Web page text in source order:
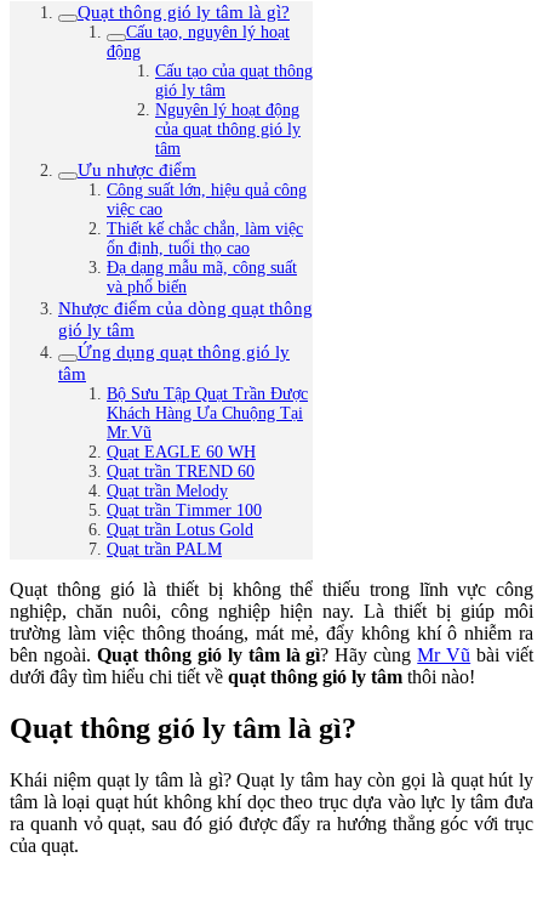
Quạt thông gió ly tâm là gì?
Cấu tạo, nguyên lý hoạt
động
Cấu tạo của quạt thông
gió ly tâm
Nguyên lý hoạt động
của quạt thông gió ly
tâm
Ưu nhược điểm
Công suất lớn, hiệu quả công
việc cao
Thiết kế chắc chắn, làm việc
ổn định, tuổi thọ cao
Đạ dạng mẫu mã, công suất
và phổ biến
Nhược điểm của dòng quạt thông
gió ly tâm
Ứng dụng quạt thông gió ly
tâm
Bộ Sưu Tập Quạt Trần Được
Khách Hàng Ưa Chuộng Tại
Mr.Vũ
Quạt EAGLE 60 WH
Quạt trần TREND 60
Quạt trần Melody
Quạt trần Timmer 100
Quạt trần Lotus Gold
Quạt trần PALM
Quạt thông gió là thiết bị không thể thiếu trong lĩnh vực công
nghiệp, chăn nuôi, công nghiệp hiện nay. Là thiết bị giúp môi
trường làm việc thông thoáng, mát mẻ, đẩy không khí ô nhiễm ra
bên ngoài. Quạt thông gió ly tâm là gì? Hãy cùngMr Vũ bài viết
dưới đây tìm hiểu chi tiết về quạt thông gió ly tâm thôi nào!
Quạt thông gió ly tâm là gì?
Khái niệm quạt ly tâm là gì? Quạt ly tâm hay còn gọi là quạt hút ly
tâm là loại quạt hút không khí dọc theo trục dựa vào lực ly tâm đưa
ra quanh vỏ quạt, sau đó gió được đẩy ra hướng thẳng góc với trục
của quạt.